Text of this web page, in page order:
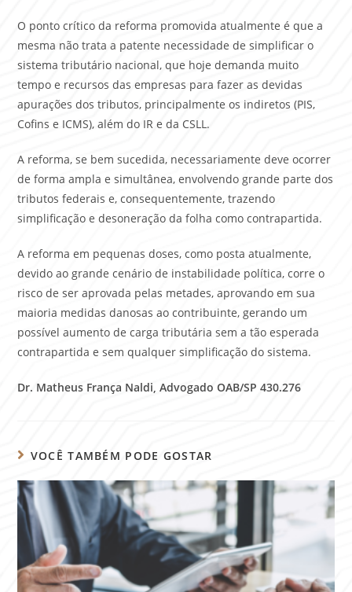
O ponto crítico da reforma promovida atualmente é que a
mesma não trata a patente necessidade de simplificar o
sistema tributário nacional, que hoje demanda muito
tempo e recursos das empresas para fazer as devidas
apurações dos tributos, principalmente os indiretos (PIS,
Cofins e ICMS), além do IR e da CSLL.
A reforma, se bem sucedida, necessariamente deve ocorrer
de forma ampla e simultânea, envolvendo grande parte dos
tributos federais e, consequentemente, trazendo
simplificação e desoneração da folha como contrapartida.
A reforma em pequenas doses, como posta atualmente,
devido ao grande cenário de instabilidade política, corre o
risco de ser aprovada pelas metades, aprovando em sua
maioria medidas danosas ao contribuinte, gerando um
possível aumento de carga tributária sem a tão esperada
contrapartida e sem qualquer simplificação do sistema.
Dr. Matheus França Naldi, Advogado OAB/SP 430.276
VOCÊ TAMBÉM PODE GOSTAR